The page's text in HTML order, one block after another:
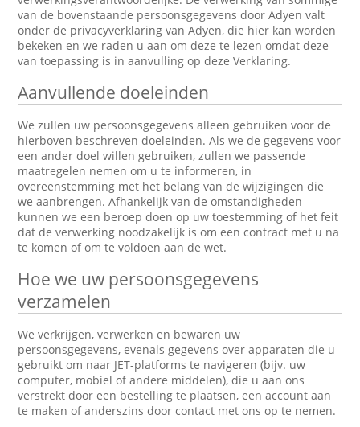
van de bovenstaande persoonsgegevens door Adyen valt
onder de privacyverklaring van Adyen, die hier kan worden
bekeken en we raden u aan om deze te lezen omdat deze
van toepassing is in aanvulling op deze Verklaring.
Aanvullende doeleinden
We zullen uw persoonsgegevens alleen gebruiken voor de
hierboven beschreven doeleinden. Als we de gegevens voor
een ander doel willen gebruiken, zullen we passende
maatregelen nemen om u te informeren, in
overeenstemming met het belang van de wijzigingen die
we aanbrengen. Afhankelijk van de omstandigheden
kunnen we een beroep doen op uw toestemming of het feit
dat de verwerking noodzakelijk is om een contract met u na
te komen of om te voldoen aan de wet.
Hoe we uw persoonsgegevens
verzamelen
We verkrijgen, verwerken en bewaren uw
persoonsgegevens, evenals gegevens over apparaten die u
gebruikt om naar JET-platforms te navigeren (bijv. uw
computer, mobiel of andere middelen), die u aan ons
verstrekt door een bestelling te plaatsen, een account aan
te maken of anderszins door contact met ons op te nemen.